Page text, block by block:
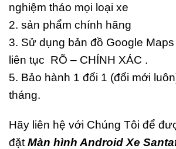
nghiệm tháo mọi loại xe
2. sản phẩm chính hãng
3. Sử dụng bản đồ Google
liên tục RÕ – CHÍNH XÁC .
5. Bảo hành 1 đổi 1 (đổi mới
tháng.
Hãy liên hệ với Chúng Tôi để
đặt Màn hình Android Xe